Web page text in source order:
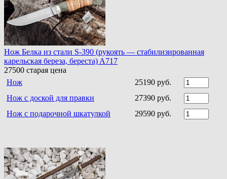
Нож Белка из стали S-390 (рукоять — стабилизированная
карельская береза, береста) A717
27500 старая цена
Нож
25190 руб.
Нож с доской для правки
27390 руб.
Нож с подарочной шкатулкой
29590 руб.